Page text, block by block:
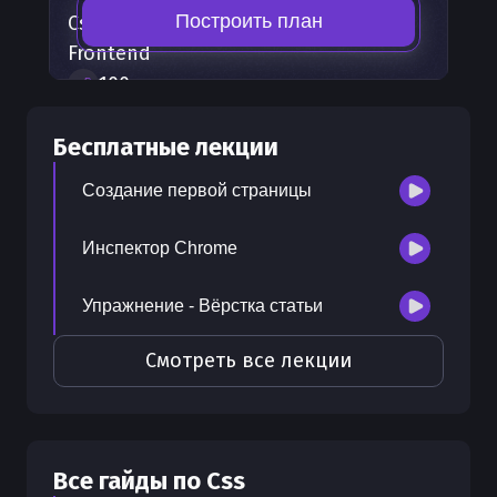
Css
— часть карты развития
Frontend
100+шагов развития
300 бонусных рублей
Построить план
Бесплатные лекции
Создание первой страницы
Инспектор Chrome
Упражнение - Вёрстка статьи
Смотреть все лекции
Все гайды по Css